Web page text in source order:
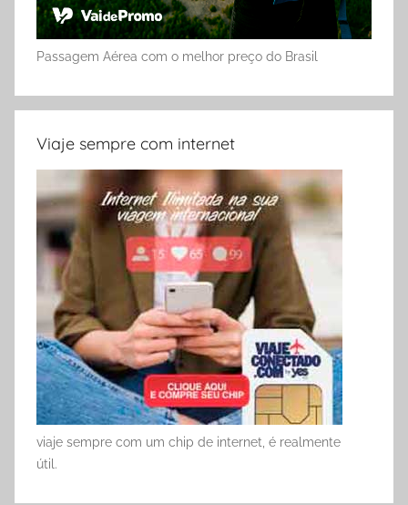
Passagem Aérea com o melhor preço do Brasil
Viaje sempre com internet
viaje sempre com um chip de internet, é realmente
útil.